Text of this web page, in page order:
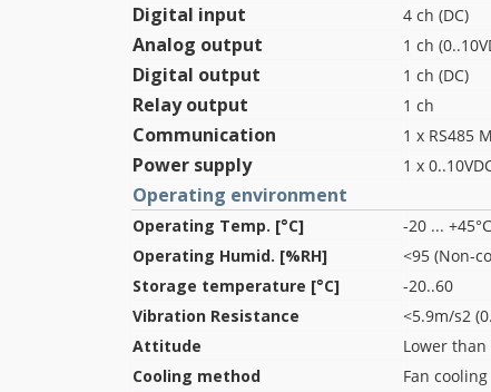
Digital input 4 ch (DC)
Analog output 1 ch
Digital output 1 ch (DC)
Relay output 1 ch
Communication 1 x RS485
Power supply 1 x
Operating environment
Operating Temp. [°C]
-20 ... +45°C
Operating Humid. [%RH]
<95 (Non-
Storage temperature [°C]
-20..60
Vibration Resistance
<5.9m/s2
Attitude
Lower
Cooling method
Fan cooling